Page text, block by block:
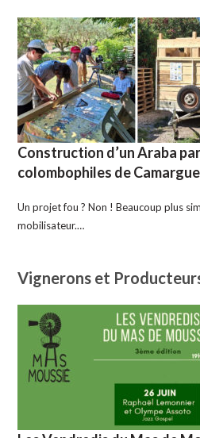
Construction d’un Araba
colombophiles de Camargue
Un projet fou ? Non ! Beaucoup plus
mobilisateur.…
Vignerons et